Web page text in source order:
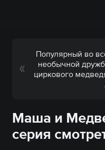
Популярный во
необычной
циркового
Маша и
серия